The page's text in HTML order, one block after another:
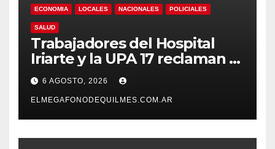
ECONOMIA LOCALES NACIONALES POLICIALES
SALUD
Trabajadores del Hospital
Iriarte y la UPA 17 reclaman el
pase a planta de becarios y
mejoras laborales
6 AGOSTO, 2026
ELMEGAFONODEQUILMES.COM.AR